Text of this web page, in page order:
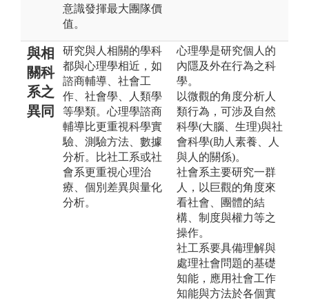
意識發揮最大團隊價
值。
與相
關科
系之
異同
研究與人相關的學科
都與心理學相近，如
諮商輔導、社會工
作、社會學、人類學
等學類。心理學諮商
輔導比更重視科學實
驗、測驗方法、數據
分析。比社工系或社
會系更重視心理治
療、個別差異與量化
分析。
心理學是研究個人的
內隱及外在行為之科
學。
以微觀的角度分析人
類行為，可涉及自然
科學(大腦、生理)與社
會科學(助人素養、人
與人的關係)。
社會系主要研究一群
人，以巨觀的角度來
看社會、團體的結
構、制度與權力等之
操作。
社工系要具備理解與
處理社會問題的基礎
知能，應用社會工作
知能與方法於各個實